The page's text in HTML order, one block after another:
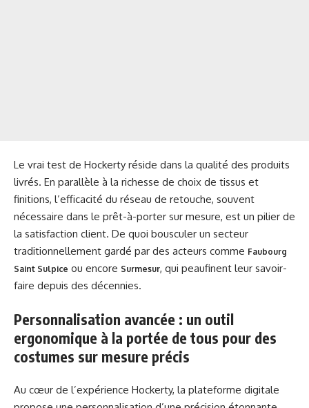
Le vrai test de Hockerty réside dans la qualité des produits
livrés. En parallèle à la richesse de choix de tissus et
finitions, l’efficacité du réseau de retouche, souvent
nécessaire dans le prêt-à-porter sur mesure, est un pilier de
la satisfaction client. De quoi bousculer un secteur
traditionnellement gardé par des acteurs comme Faubourg
Saint Sulpice ou encore Surmesur, qui peaufinent leur savoir-
faire depuis des décennies.
Personnalisation avancée : un outil
ergonomique à la portée de tous pour des
costumes sur mesure précis
Au cœur de l’expérience Hockerty, la plateforme digitale